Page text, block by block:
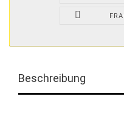
Beschreibung